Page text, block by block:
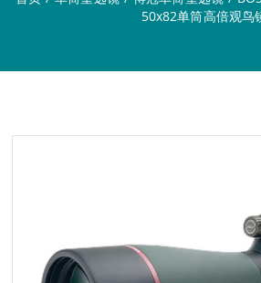
50x82单筒高倍观鸟